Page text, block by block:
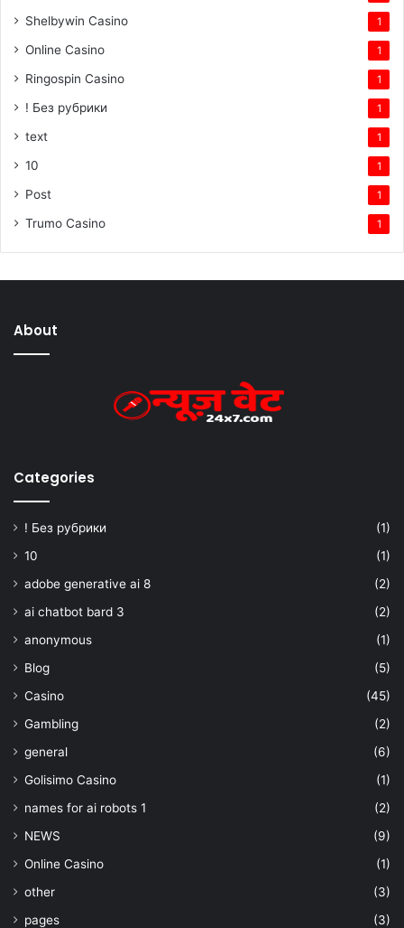
Shelbywin Casino 1
Online Casino 1
Ringospin Casino 1
! Без рубрики 1
text 1
10 1
Post 1
Trumo Casino 1
About
Categories
! Без рубрики
(1)
10
(1)
adobe generative ai 8
(2)
ai chatbot bard 3
(2)
anonymous
(1)
Blog
(5)
Casino
(45)
Gambling
(2)
general
(6)
Golisimo Casino
(1)
names for ai robots 1
(2)
NEWS
(9)
Online Casino
(1)
other
(3)
pages
(3)